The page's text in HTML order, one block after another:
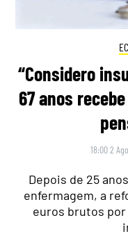
“Considero
67 anos
18:00 2
Depois de 25
enfermagem, a
euros brutos